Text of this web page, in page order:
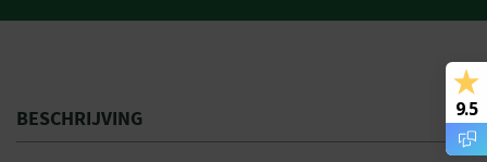
BESCHRIJVING 9.5